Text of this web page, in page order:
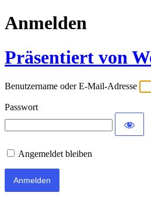
Anmelden
Präsentiert von
Benutzername oder E-Mail-Adresse
Passwort
Angemeldet bleiben